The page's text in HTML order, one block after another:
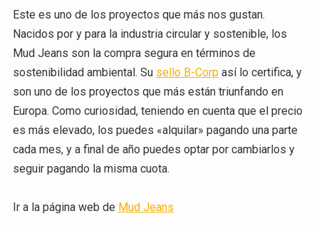
Este es uno de los proyectos que más nos gustan.
Nacidos por y para la industria circular y sostenible, los
Mud Jeans son la compra segura en términos de
sostenibilidad ambiental. Su sello B-Corpasí lo certifica, y
son uno de los proyectos que más están triunfando en
Europa. Como curiosidad, teniendo en cuenta que el precio
es más elevado, los puedes «alquilar» pagando una parte
cada mes, y a final de año puedes optar por cambiarlos y
seguir pagando la misma cuota.
Ir a la página web de Mud Jeans